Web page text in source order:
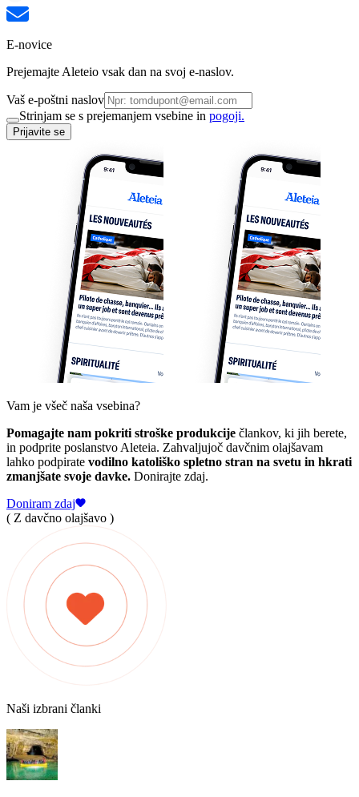
E-novice
Prejemajte Aleteio vsak dan na svoj e-naslov.
Vaš e-poštni naslov
Strinjam se s prejemanjem vsebine in pogoji.
Prijavite se
Vam je všeč naša vsebina?
Pomagajte nam pokriti stroške produkcije člankov, ki jih berete,
in podprite poslanstvo Aleteia. Zahvaljujoč davčnim olajšavam
lahko podpirate vodilno katoliško spletno stran na svetu in hkrati
zmanjšate svoje davke. Donirajte zdaj.
Doniram zdaj
( Z davčno olajšavo )
Naši izbrani članki